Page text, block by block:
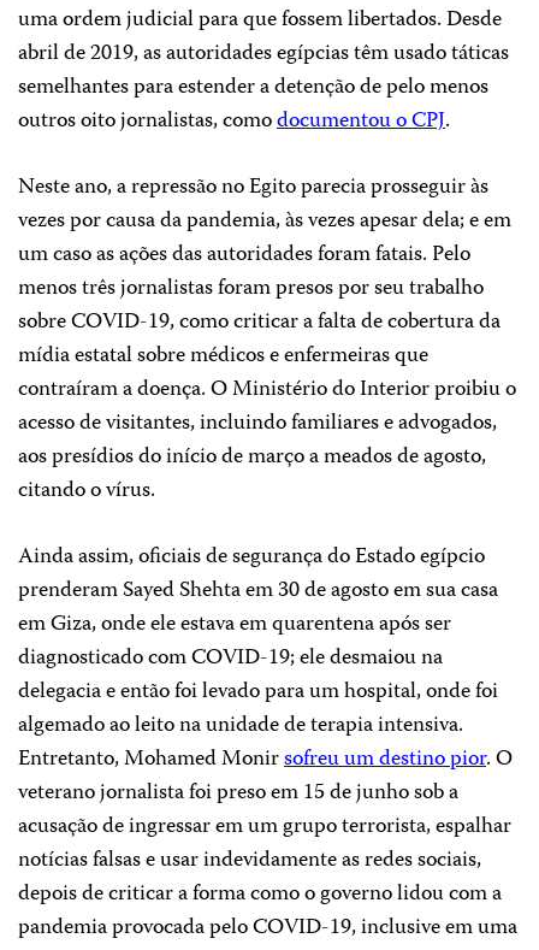
uma ordem judicial para que fossem libertados. Desde
abril de 2019, as autoridades egípcias têm usado táticas
semelhantes para estender a detenção de pelo menos
outros oito jornalistas, comodocumentou o CPJ.
Neste ano, a repressão no Egito parecia prosseguir às
vezes por causa da pandemia, às vezes apesar dela; e em
um caso as ações das autoridades foram fatais. Pelo
menos três jornalistas foram presos por seu trabalho
sobre COVID-19, como criticar a falta de cobertura da
mídia estatal sobre médicos e enfermeiras que
contraíram a doença. O Ministério do Interior proibiu o
acesso de visitantes, incluindo familiares e advogados,
aos presídios do início de março a meados de agosto,
citando o vírus.
Ainda assim, oficiais de segurança do Estado egípcio
prenderam Sayed Shehta em 30 de agosto em sua casa
em Giza, onde ele estava em quarentena após ser
diagnosticado com COVID-19; ele desmaiou na
delegacia e então foi levado para um hospital, onde foi
algemado ao leito na unidade de terapia intensiva.
Entretanto, Mohamed Monirsofreu um destino pior. O
veterano jornalista foi preso em 15 de junho sob a
acusação de ingressar em um grupo terrorista, espalhar
notícias falsas e usar indevidamente as redes sociais,
depois de criticar a forma como o governo lidou com a
pandemia provocada pelo COVID-19, inclusive em uma